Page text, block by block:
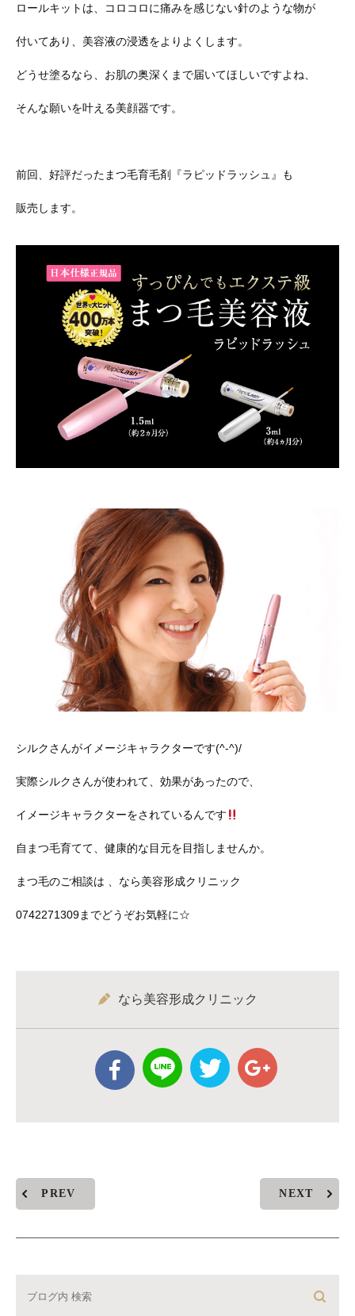
ロールキットは、コロコロに痛みを感じない針のような物が
付いてあり、美容液の浸透をよりよくします。
どうせ塗るなら、お肌の奥深くまで届いてほしいですよね、
そんな願いを叶える美顔器です。
前回、好評だったまつ毛育毛剤『ラピッドラッシュ』も
販売します。
シルクさんがイメージキャラクターです(^-^)/
実際シルクさんが使われて、効果があったので、
イメージキャラクターをされているんです
自まつ毛育てて、健康的な目元を目指しませんか。
まつ毛のご相談は 、なら美容形成クリニック
0742271309までどうぞお気軽に☆
なら美容形成クリニック
PREV NEXT